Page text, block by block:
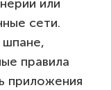
или
сети.
шпане,
правила
приложения